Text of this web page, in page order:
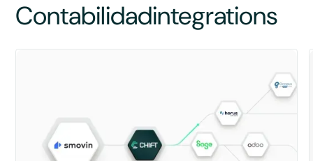
Contabilidadintegrations